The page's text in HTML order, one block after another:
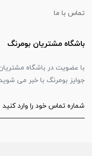
تماس با ما
باشگاه مشتریان بومرنگ
با عضویت در باشگاه
جوایز بومرنگ با خبر می